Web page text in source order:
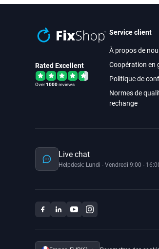
Rated Excellent
Over1000reviews
Service client
À propos de
Coopération en
Politique de
Normes de
rechange
Live chat
Helpdesk: Lundi - Vendredi 9:00 -